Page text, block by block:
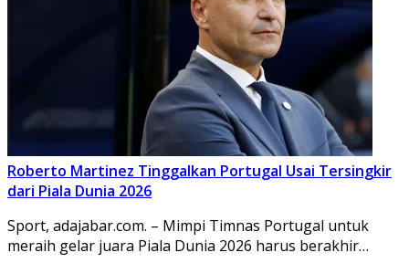
Roberto Martinez Tinggalkan Portugal Usai Tersingkir
dari Piala Dunia 2026
Sport, adajabar.com. – Mimpi Timnas Portugal untuk
meraih gelar juara Piala Dunia 2026 harus berakhir…